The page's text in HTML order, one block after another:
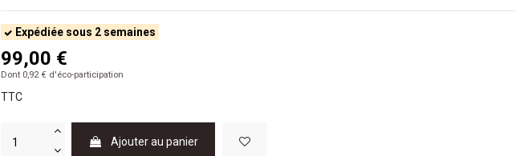
Expédiée sous 2 semaines
99,00 €
Dont 0,92 € d'éco-participation
TTC
Ajouter au panier